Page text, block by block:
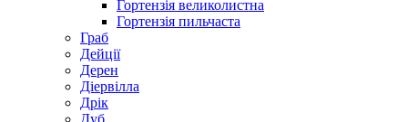
Гортензія великолистна
Гортензія пильчаста
Граб
Дейції
Дерен
Діервілла
Дрік
Дуб